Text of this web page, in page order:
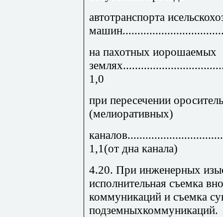
автотранспорта
на пахотных иорошаемых
1,0
при пересечении
(мелиоративных)
1,1(от дна канала)
4.20. При инженерных
исполнительная съемка
коммуникаций и съемка
подземныхкоммуникаций.